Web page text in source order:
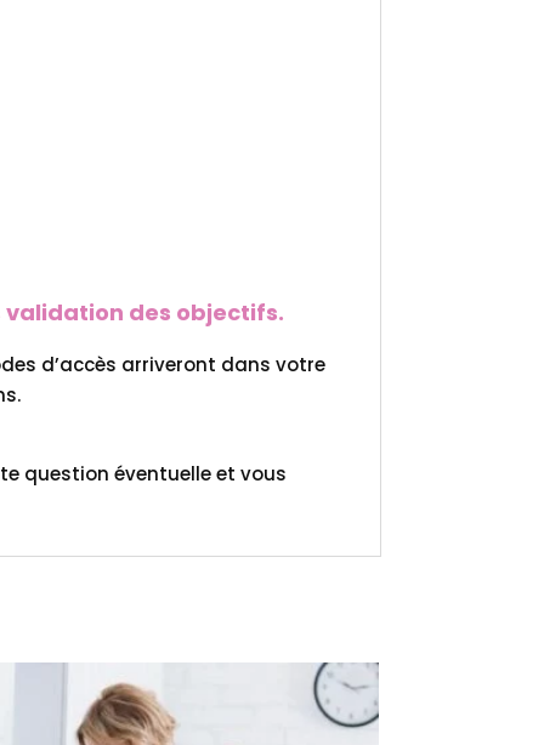
des objectifs.
d’accès arriveront dans votre
question éventuelle et vous